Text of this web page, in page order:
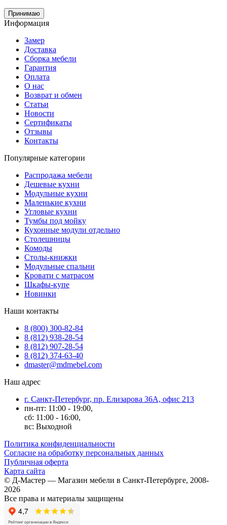
Принимаю
Информация
Замер
Доставка
Сборка мебели
Гарантия
Оплата
О нас
Возврат и обмен
Статьи
Новости
Сертификаты
Отзывы
Контакты
Популярные категории
Распродажа мебели
Дешевые кухни
Модульные кухни
Маленькие кухни
Угловые кухни
Тумбы под мойку
Кухонные модули отдельно
Столешницы
Комоды
Столы-книжки
Модульные спальни
Кровати с матрасом
Шкафы-купе
Новинки
Наши контакты
8 (800) 300-82-84
8 (812) 938-28-54
8 (812) 907-28-54
8 (812) 374-63-40
dmaster@mdmebel.com
Наш адрес
г. Санкт-Петербург, пр. Елизарова 36А, офис 213
пн-пт: 11:00 - 19:00,
сб: 11:00 - 16:00,
вс: Выходной
Политика конфиденциальности
Согласие на обработку персональных данных
Публичная оферта
Карта сайта
© Д-Мастер — Магазин мебели в Санкт-Петербурге, 2008-
2026
Все права и материалы защищены